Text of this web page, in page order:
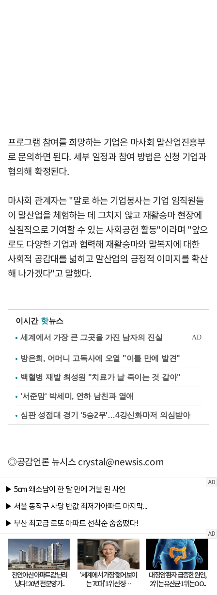
프로그램 참여를 희망하는 기업은 마사회 말산업진흥부
로 문의하면 된다. 세부 일정과 참여 방법은 신청 기업과
협의해 확정된다.
마사회 관계자는 "말로 하는 기업봉사는 기업 임직원들
이 말산업을 체험하는 데 그치지 않고 재활승마 현장에
실질적으로 기여할 수 있는 사회공헌 활동"이라며 "앞으
로도 다양한 기업과 협력해 재활승마와 말복지에 대한
사회적 공감대를 넓히고 말산업의 긍정적 이미지를 확산
해 나가겠다"고 말했다.
이시간 핫뉴스
방은희, 어머니 고독사에 오열 "이틀 만에 발견"
백혈병 재발 최성원 "치료가 날 죽이는 것 같아"
'서준맘' 박세미, 연하 남친과 열애
심판 성접대 경기 '5승2무'…4강신화마저 의심받아
◎공감언론 뉴시스crystal@newsis.com